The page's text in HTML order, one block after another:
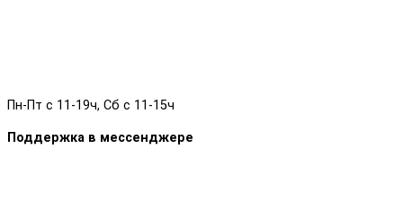
Пн-Пт с 11-19ч, Сб с 11-15ч
Поддержка в мессенджере